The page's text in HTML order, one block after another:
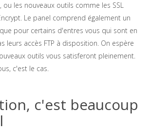
ou les nouveaux outils comme les SSL
Le panel comprend également un
pour certains d'entres vous qui sont en
leurs accès FTP à disposition. On espère
outils vous satisferont pleinement.
c'est le cas.
c'est beaucoup